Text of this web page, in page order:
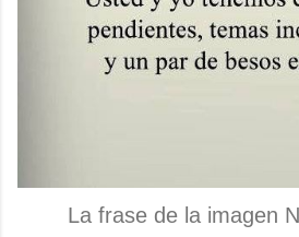
La frase de la imagen